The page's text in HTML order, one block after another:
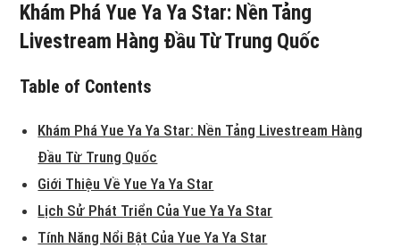
Khám Phá Yue Ya Ya Star: Nền Tảng
Livestream Hàng Đầu Từ Trung Quốc
Table of Contents
Khám Phá Yue Ya Ya Star: Nền Tảng Livestream Hàng
Đầu Từ Trung Quốc
Giới Thiệu Về Yue Ya Ya Star
Lịch Sử Phát Triển Của Yue Ya Ya Star
Tính Năng Nổi Bật Của Yue Ya Ya Star